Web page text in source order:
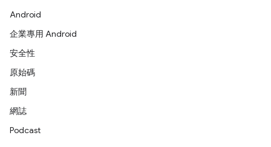
Android
企業專用 Android
安全性
原始碼
新聞
網誌
Podcast